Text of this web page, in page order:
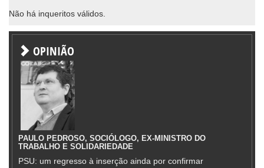
Não há inqueritos válidos.
OPINIÃO
PAULO PEDROSO, SOCIÓLOGO, EX-MINISTRO DO
TRABALHO E SOLIDARIEDADE
PSU: um regresso à inserção ainda por confirmar